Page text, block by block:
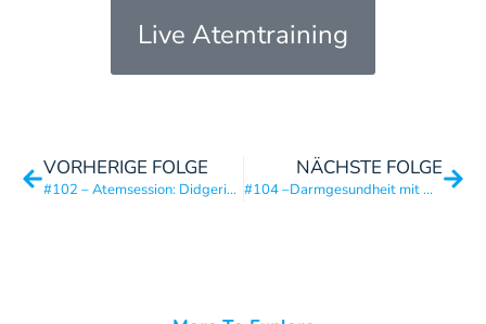
Live Atemtraining
VORHERIGE FOLGE
#102 – Atemsession: Didgeridoo Effekte nutzen ohne Didgeridoo
NÄCHSTE FOLGE
#104 –Darmgesundheit mit Dominik Barkow